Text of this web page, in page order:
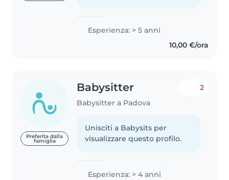
Esperienza: > 5 anni
10,00 €/ora
Preferita dalla
famiglia
Babysitter
Babysitter a Padova
2
Unisciti a Babysits per
visualizzare questo profilo.
Esperienza: > 4 anni